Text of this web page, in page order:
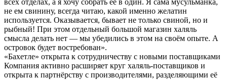
не ем свинину, всегда читаю, какой именно желатин
используется. Оказывается, бывает не только свиной, но и
рыбный! При этом отдельный большой магазин халяль
смысла делать нет — мы убедились в этом на своём опыте. А
островок будет востребован».
«Бахетле» открыта к сотрудничеству с новыми поставщиками
Компания активно расширяет круг халяль-поставщиков и
открыта к партнёрству с производителями, разделяющими её